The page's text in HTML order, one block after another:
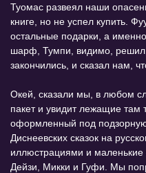
Туомас развеял наши
книге, но не успел купить.
остальные подарки, а
шарф, Тумпи, видимо,
закончились, и сказал нам,
Окей, сказали мы, в любом
пакет и увидит лежащие там
оформленный под
Диснеевских сказок на
иллюстрациями и маленькие
Дейзи, Микки и Гуфи. Мы